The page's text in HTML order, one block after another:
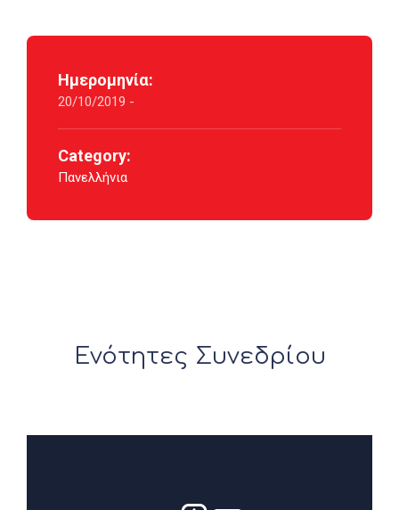
Ημερομηνία:
20/10/2019 -
Category:
Πανελλήνια
Ενότητες Συνεδρίου